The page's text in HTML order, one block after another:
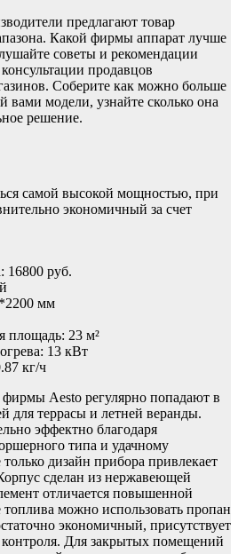
предлагают товар
Какой фирмы аппарат лучше
советы и рекомендации
продавцов
Соберите как можно больше
модели, узнайте сколько она
решение.
самой высокой мощностью, при
экономичный за счет
16800 руб.
мм
площадь: 23 м²
13 кВт
кг/ч
фирмы Aesto регулярно попадают в
для террасы и летней веранды.
эффектно благодаря
типа и удачному
дизайн прибора привлекает
сделан из нержавеющей
отличается повышенной
можно использовать пропан
экономичный, присутствует
Для закрытых помещений